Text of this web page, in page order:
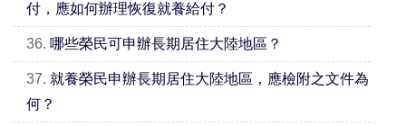
付，應如何辦理恢復就養給付？
36. 哪些榮民可申辦長期居住大陸地區？
37. 就養榮民申辦長期居住大陸地區，應檢附之文件為
何？